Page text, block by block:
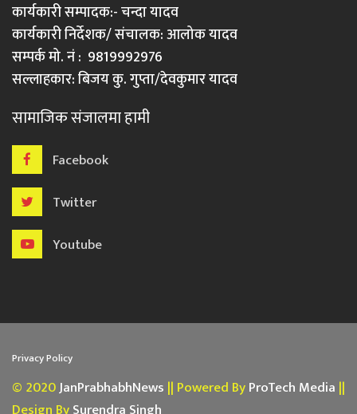
कार्यकारी सम्पादक:- चन्दा यादव
कार्यकारी निर्देशक/ संचालक: आलोक यादव
सम्पर्क मो. नं : 9819992976
सल्लाहकार: बिजय कु. गुप्ता/देवकुमार यादव
सामाजिक संजालमा हामी
Facebook
Twitter
Youtube
Privacy Policy
© 2020JanPrabhabhNews || Powered ByProTech Media ||